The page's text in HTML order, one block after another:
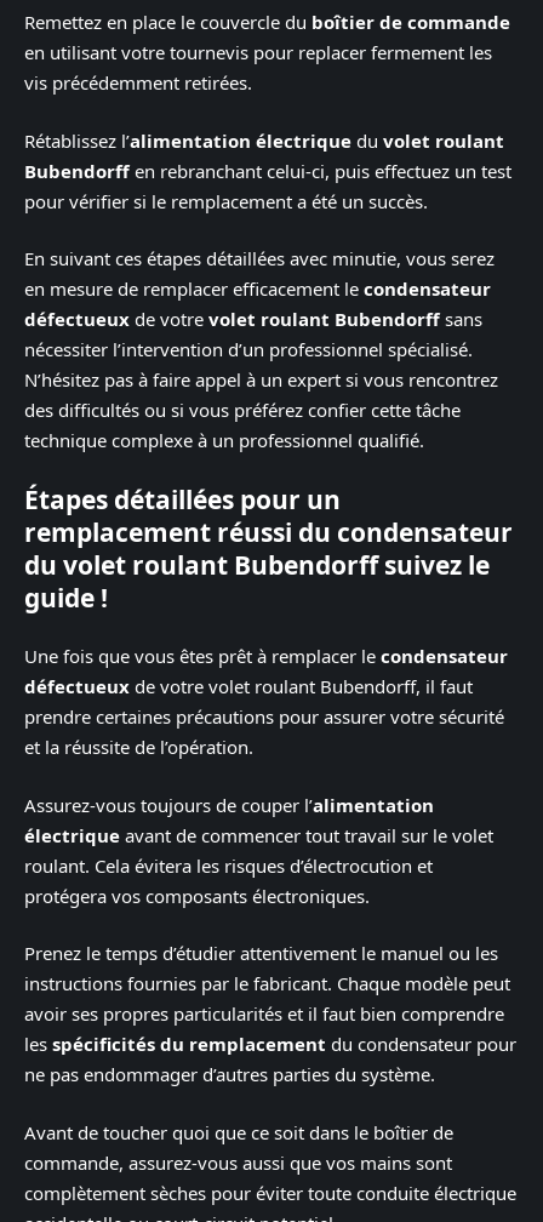
Remettez en place le couvercle du boîtier de commande
en utilisant votre tournevis pour replacer fermement les
vis précédemment retirées.
Rétablissez l’alimentation électrique du volet roulant
Bubendorffen rebranchant celui-ci, puis effectuez un test
pour vérifier si le remplacement a été un succès.
En suivant ces étapes détaillées avec minutie, vous serez
en mesure de remplacer efficacement le condensateur
défectueux de votre volet roulant Bubendorffsans
nécessiter l’intervention d’un professionnel spécialisé.
N’hésitez pas à faire appel à un expert si vous rencontrez
des difficultés ou si vous préférez confier cette tâche
technique complexe à un professionnel qualifié.
Étapes détaillées pour un
remplacement réussi du condensateur
du volet roulant Bubendorff suivez le
guide !
Une fois que vous êtes prêt à remplacer le condensateur
défectueux de votre volet roulant Bubendorff, il faut
prendre certaines précautions pour assurer votre sécurité
et la réussite de l’opération.
Assurez-vous toujours de couper l’alimentation
électrique avant de commencer tout travail sur le volet
roulant. Cela évitera les risques d’électrocution et
protégera vos composants électroniques.
Prenez le temps d’étudier attentivement le manuel ou les
instructions fournies par le fabricant. Chaque modèle peut
avoir ses propres particularités et il faut bien comprendre
les spécificités du remplacement du condensateur pour
ne pas endommager d’autres parties du système.
Avant de toucher quoi que ce soit dans le boîtier de
commande, assurez-vous aussi que vos mains sont
complètement sèches pour éviter toute conduite électrique